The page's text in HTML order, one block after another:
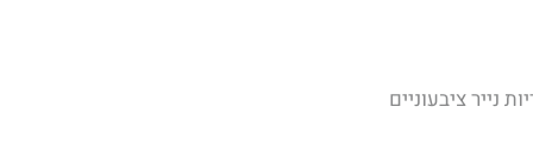
נייר ציבעוניים